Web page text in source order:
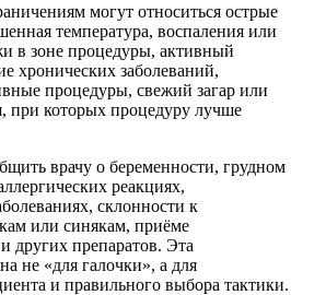
могут относиться острые
температура, воспаления или
в зоне процедуры, активный
хронических заболеваний,
процедуры, свежий загар или
при которых процедуру лучше
врачу о беременности, грудном
реакциях,
склонности к
или синякам, приёме
других препаратов. Эта
не «для галочки», а для
и правильного выбора тактики.